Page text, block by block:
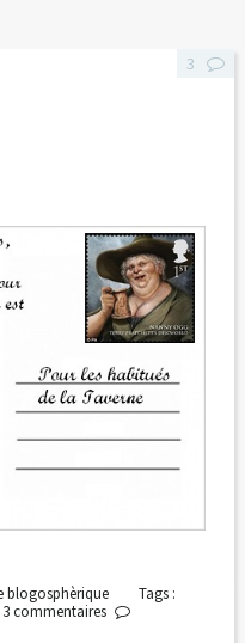
blogosphèrique
Tags :
3
3commentaires